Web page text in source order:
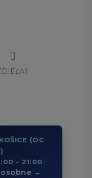
KOŠICE (OC
- 21:00
→